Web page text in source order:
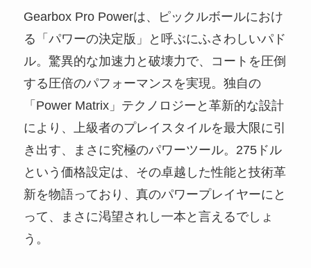
Gearbox Pro Powerは、ピックルボールにおけ
る「パワーの決定版」と呼ぶにふさわしいパド
ル。驚異的な加速力と破壊力で、コートを圧倒
する圧倍のパフォーマンスを実現。独自の
「Power Matrix」テクノロジーと革新的な設計
により、上級者のプレイスタイルを最大限に引
き出す、まさに究極のパワーツール。275ドル
という価格設定は、その卓越した性能と技術革
新を物語っており、真のパワープレイヤーにと
って、まさに渇望されし一本と言えるでしょ
う。